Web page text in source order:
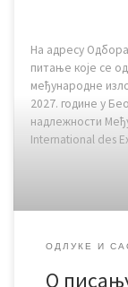
На адресу Одбора
питање које се
међународне
2027. године у
надлежности
International des
ОДЛУКЕ И
О